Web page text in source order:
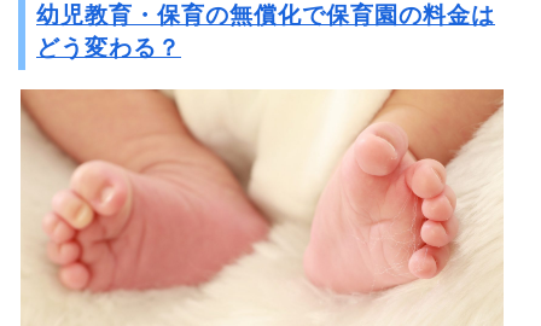
幼児教育・保育の無償化で保育園の料金は
どう変わる？